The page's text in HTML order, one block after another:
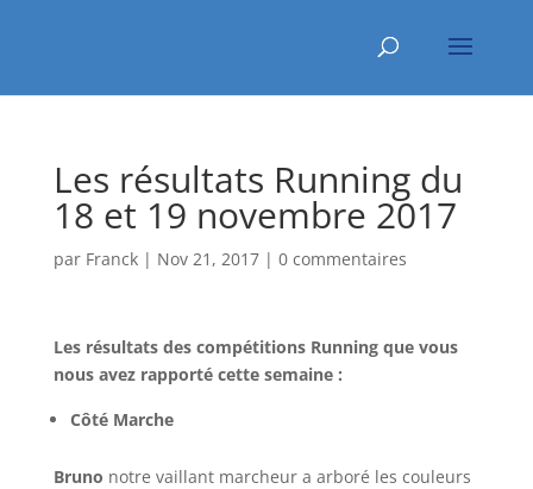
Les résultats Running du
18 et 19 novembre 2017
par Franck| Nov 21, 2017| 0 commentaires
Les résultats des compétitions Running que vous
nous avez rapporté cette semaine :
Côté Marche
Bruno notre vaillant marcheur a arboré les couleurs